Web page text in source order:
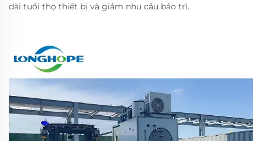
dài tuổi thọ thiết bị và giảm nhu cầu bảo trì.